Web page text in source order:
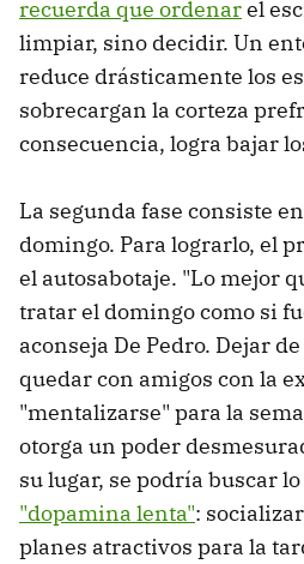
recuerda que ordenarel
limpiar, sino decidir. Un
reduce drásticamente los
sobrecargan la corteza
consecuencia, logra bajar
La segunda fase consiste
domingo. Para lograrlo, el
el autosabotaje. "Lo mejor
tratar el domingo como si
aconseja De Pedro. Dejar
quedar con amigos con la
"mentalizarse" para la
otorga un poder
su lugar, se podría buscar
"dopamina lenta":
planes atractivos para la